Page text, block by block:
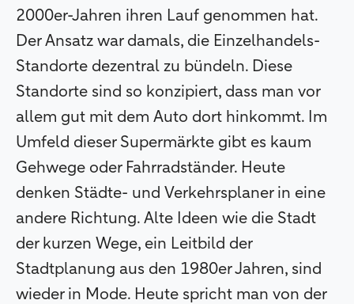
2000er-Jahren ihren Lauf genommen hat.
Der Ansatz war damals, die Einzelhandels-
Standorte dezentral zu bündeln. Diese
Standorte sind so konzipiert, dass man vor
allem gut mit dem Auto dort hinkommt. Im
Umfeld dieser Supermärkte gibt es kaum
Gehwege oder Fahrradständer. Heute
denken Städte- und Verkehrsplaner in eine
andere Richtung. Alte Ideen wie die Stadt
der kurzen Wege, ein Leitbild der
Stadtplanung aus den 1980er Jahren, sind
wieder in Mode. Heute spricht man von der